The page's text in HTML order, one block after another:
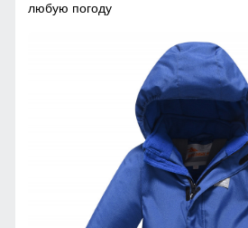
любую погоду